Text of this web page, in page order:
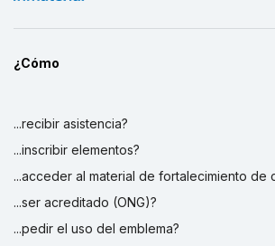
¿Cómo
...recibir asistencia?
...inscribir elementos?
...acceder al material de fortalecimiento de
...ser acreditado (ONG)?
...pedir el uso del emblema?